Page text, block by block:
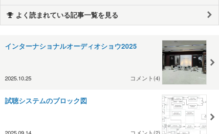
よく読まれている記事一覧を見る
インターナショナルオーディオショウ2025
2025.10.25 コメント(4)
試聴システムのブロック図
2025.09.14 コメント(2)